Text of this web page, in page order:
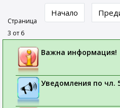
Страница
3 от 6
Начало
Важна информация!
Уведомления по чл.